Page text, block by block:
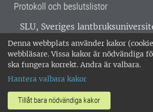
Denna webbplats använder kakor
webbläsare. Vissa kakor är nödvändiga
ska fungera korrekt. Andra är valbara.
Hantera valbara kakor
Tillåt bara nödvändiga kakor
Protokoll och beslutslistor
SLU, Sveriges
verksamhet över hela Sverige.
Alnarp, Uppsala och Umeå.SLU
miljöcertifierat enligt ISO 14001.
018-67 10 00 • Org nr: 202100-
Om SLU:s webbplatser